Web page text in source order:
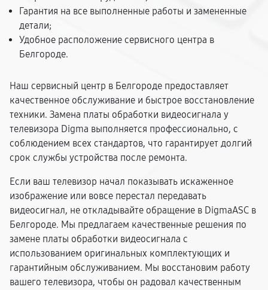
Гарантия на все выполненные работы и замененные
детали;
Удобное расположение сервисного центра в
Белгороде.
Наш сервисный центр в Белгороде предоставляет
качественное обслуживание и быстрое восстановление
техники. Замена платы обработки видеосигнала у
телевизора Digma выполняется профессионально, с
соблюдением всех стандартов, что гарантирует долгий
срок службы устройства после ремонта.
Если ваш телевизор начал показывать искаженное
изображение или вовсе перестал передавать
видеосигнал, не откладывайте обращение в DigmaASC в
Белгороде. Мы предлагаем качественные решения по
замене платы обработки видеосигнала с
использованием оригинальных комплектующих и
гарантийным обслуживанием. Мы восстановим работу
вашего телевизора, чтобы он радовал качественным